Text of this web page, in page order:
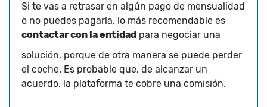
Si te vas a retrasar en algún pago de mensualidad
o no puedes pagarla, lo más recomendable es
contactar con la entidad para negociar una
solución, porque de otra manera se puede perder
el coche. Es probable que, de alcanzar un
acuerdo, la plataforma te cobre una comisión.